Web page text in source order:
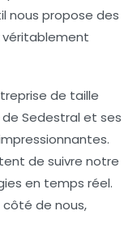
nous propose des
de taille
de Sedestral et ses
de suivre notre
en temps réel.
côté de nous,